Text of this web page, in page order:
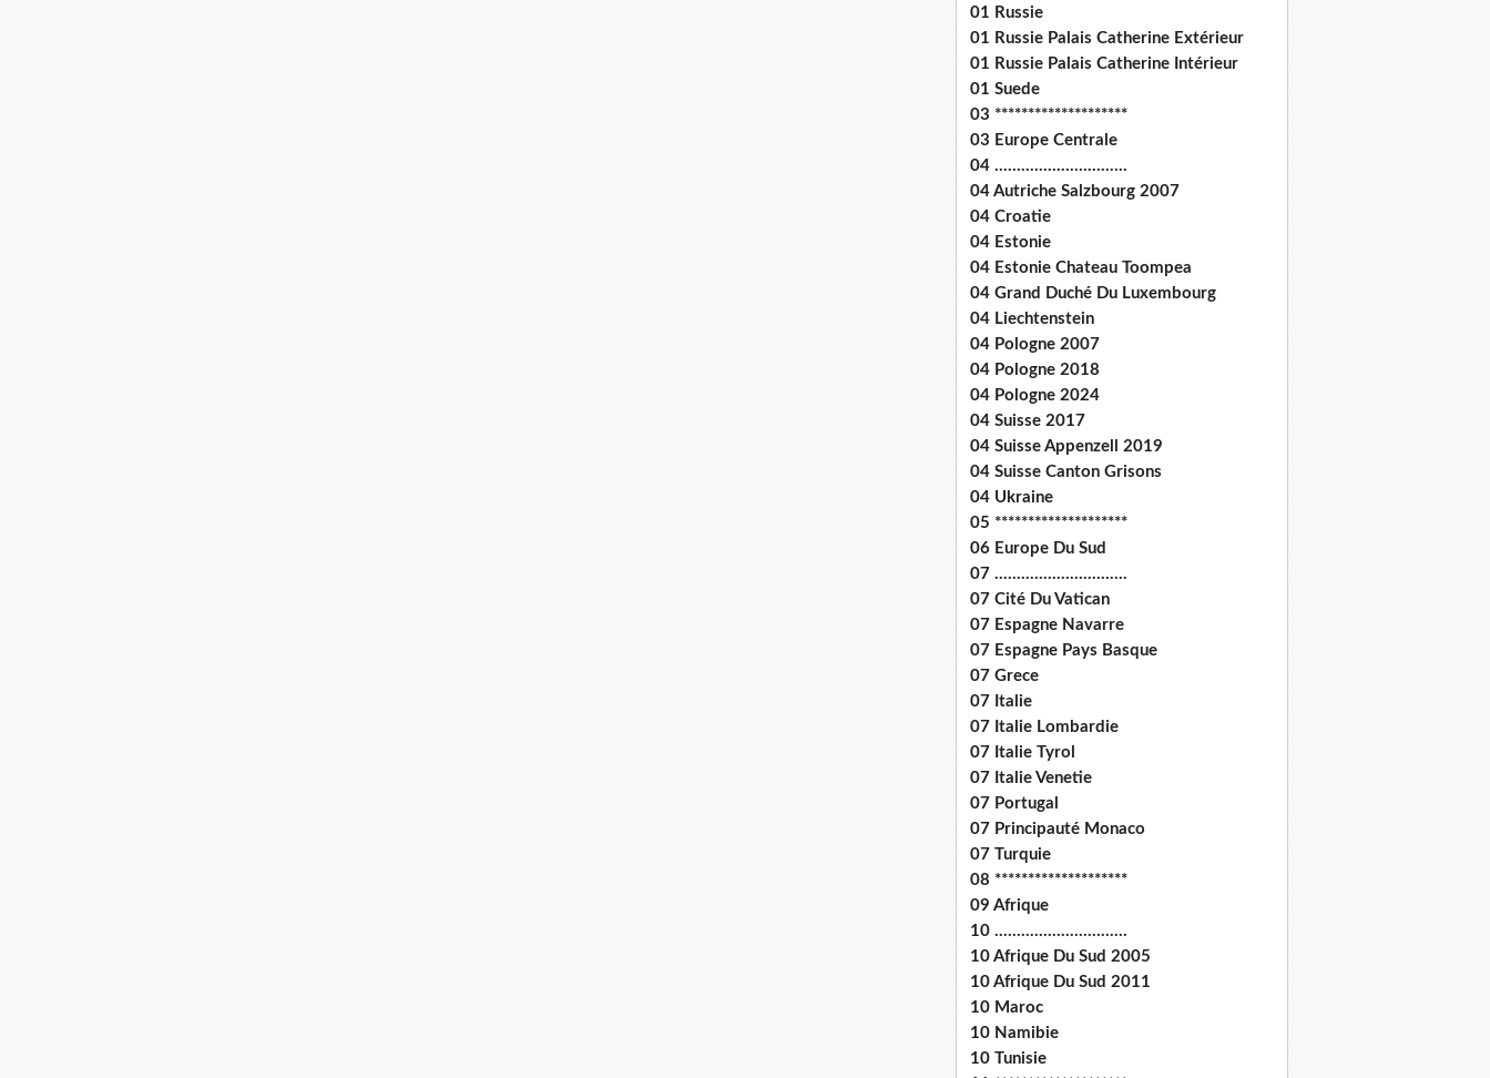
01 Russie
01 Russie Palais Catherine Extérieur
01 Russie Palais Catherine Intérieur
01 Suede
03 ********************
03 Europe Centrale
04 ..............................
04 Autriche Salzbourg 2007
04 Croatie
04 Estonie
04 Estonie Chateau Toompea
04 Grand Duché Du Luxembourg
04 Liechtenstein
04 Pologne 2007
04 Pologne 2018
04 Pologne 2024
04 Suisse 2017
04 Suisse Appenzell 2019
04 Suisse Canton Grisons
04 Ukraine
05 ********************
06 Europe Du Sud
07 ..............................
07 Cité Du Vatican
07 Espagne Navarre
07 Espagne Pays Basque
07 Grece
07 Italie
07 Italie Lombardie
07 Italie Tyrol
07 Italie Venetie
07 Portugal
07 Principauté Monaco
07 Turquie
08 ********************
09 Afrique
10 ..............................
10 Afrique Du Sud 2005
10 Afrique Du Sud 2011
10 Maroc
10 Namibie
10 Tunisie